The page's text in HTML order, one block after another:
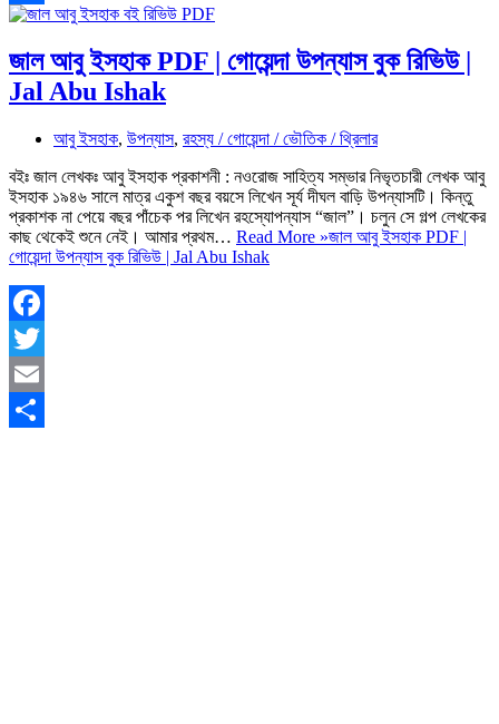
Share
জাল আবু ইসহাক PDF | গোয়েন্দা উপন্যাস বুক রিভিউ |
Jal Abu Ishak
আবু ইসহাক, উপন্যাস, রহস্য / গোয়েন্দা / ভৌতিক / থ্রিলার
বইঃ জাল লেখকঃ আবু ইসহাক প্রকাশনী : নওরোজ সাহিত্য সম্ভার নিভৃতচারী লেখক আবু
ইসহাক ১৯৪৬ সালে মাত্র একুশ বছর বয়সে লিখেন সূর্য দীঘল বাড়ি উপন্যাসটি। কিন্তু
প্রকাশক না পেয়ে বছর পাঁচেক পর লিখেন রহস্যোপন্যাস “জাল”। চলুন সে গল্প লেখকের
কাছ থেকেই শুনে নেই। আমার প্রথম… Read More »জাল আবু ইসহাক PDF |
গোয়েন্দা উপন্যাস বুক রিভিউ | Jal Abu Ishak
Facebook
Twitter
Email